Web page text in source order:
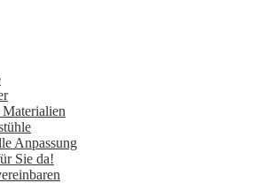
Anpassung
Sie da!